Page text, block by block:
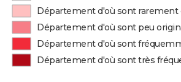
Département d'où sont rarement
Département d'où sont peu
Département d'où sont
Département d'où sont très